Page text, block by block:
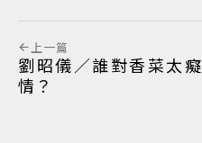
上一篇
劉昭儀／誰對香菜太癡
情？